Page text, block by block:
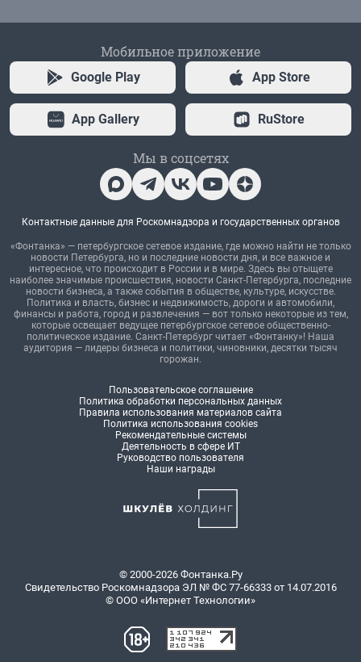
Мобильное приложение
Google Play App Store
App Gallery RuStore
Мы в соцсетях
Контактные данные для Роскомнадзора и государственных органов
«Фонтанка» — петербургское сетевое издание, где можно найти не только
новости Петербурга, но и последние новости дня, и все важное и
интересное, что происходит в России и в мире. Здесь вы отыщете
наиболее значимые происшествия, новости Санкт-Петербурга, последние
новости бизнеса, а также события в обществе, культуре, искусстве.
Политика и власть, бизнес и недвижимость, дороги и автомобили,
финансы и работа, город и развлечения — вот только некоторые из тем,
которые освещает ведущее петербургское сетевое общественно-
политическое издание. Санкт-Петербург читает «Фонтанку»! Наша
аудитория — лидеры бизнеса и политики, чиновники, десятки тысяч
горожан.
Пользовательское соглашение
Политика обработки персональных данных
Правила использования материалов сайта
Политика использования cookies
Рекомендательные системы
Деятельность в сфере ИТ
Руководство пользователя
Наши награды
© 2000-2026 Фонтанка.Ру
Свидетельство Роскомнадзора ЭЛ № ФС 77-66333 от 14.07.2016
© ООО «Интернет Технологии»